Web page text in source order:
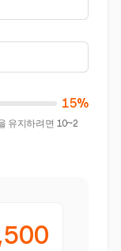
15%
유지하려면 10~2